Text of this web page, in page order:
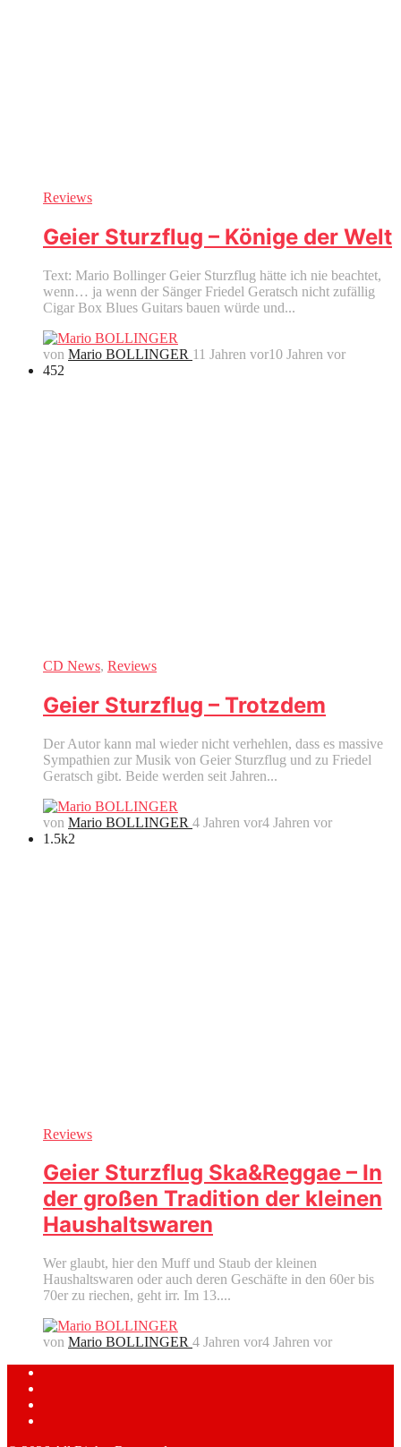
Reviews
Geier Sturzflug – Könige der Welt
Text: Mario Bollinger Geier Sturzflug hätte ich nie beachtet,
wenn… ja wenn der Sänger Friedel Geratsch nicht zufällig
Cigar Box Blues Guitars bauen würde und...
von Mario BOLLINGER 11 Jahren vor10 Jahren vor
452
CD News, Reviews
Geier Sturzflug – Trotzdem
Der Autor kann mal wieder nicht verhehlen, dass es massive
Sympathien zur Musik von Geier Sturzflug und zu Friedel
Geratsch gibt. Beide werden seit Jahren...
von Mario BOLLINGER 4 Jahren vor4 Jahren vor
1.5k2
Reviews
Geier Sturzflug Ska&Reggae – In
der großen Tradition der kleinen
Haushaltswaren
Wer glaubt, hier den Muff und Staub der kleinen
Haushaltswaren oder auch deren Geschäfte in den 60er bis
70er zu riechen, geht irr. Im 13....
von Mario BOLLINGER 4 Jahren vor4 Jahren vor